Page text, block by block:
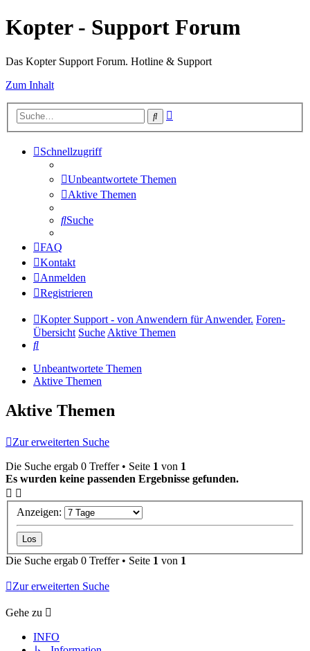
Kopter - Support Forum
Das Kopter Support Forum. Hotline & Support
Zum Inhalt
Suche
Schnellzugriff
Unbeantwortete Themen
Aktive Themen
Suche
FAQ
Kontakt
Anmelden
Registrieren
Kopter Support - von Anwendern für Anwender. Foren-
Übersicht SucheAktive Themen
Suche
Unbeantwortete Themen
Aktive Themen
Aktive Themen
Zur erweiterten Suche
Die Suche ergab 0 Treffer • Seite 1 von 1
Es wurden keine passenden Ergebnisse gefunden.
Anzeigen:
Die Suche ergab 0 Treffer • Seite 1 von 1
Zur erweiterten Suche
Gehe zu
INFO